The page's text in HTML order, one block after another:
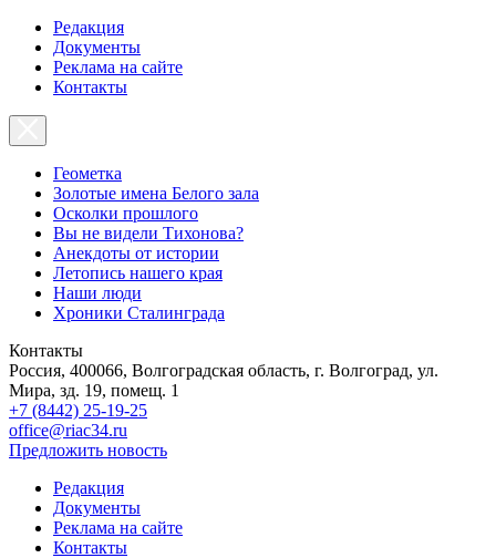
Редакция
Документы
Реклама на сайте
Контакты
Геометка
Золотые имена Белого зала
Осколки прошлого
Вы не видели Тихонова?
Анекдоты от истории
Летопись нашего края
Наши люди
Хроники Сталинграда
Контакты
Россия, 400066, Волгоградская область, г. Волгоград, ул.
Мира, зд. 19, помещ. 1
+7 (8442) 25-19-25
office@riac34.ru
Предложить новость
Редакция
Документы
Реклама на сайте
Контакты